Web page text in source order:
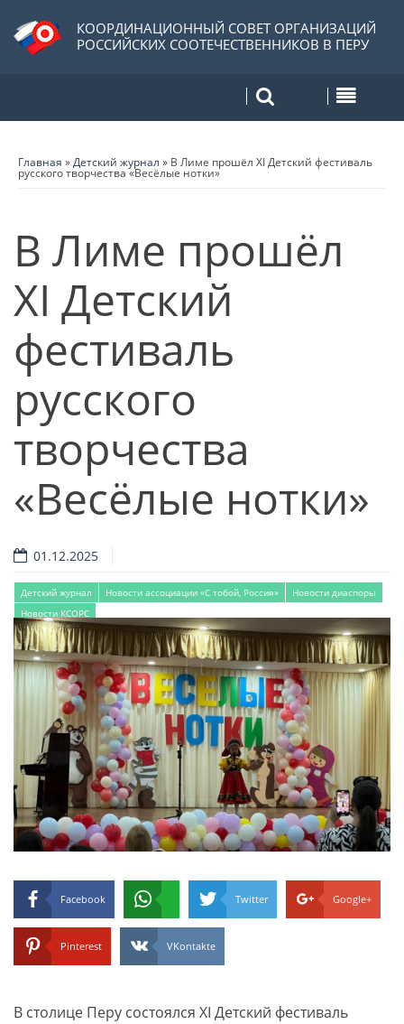
КООРДИНАЦИОННЫЙ СОВЕТ ОРГАНИЗАЦИЙ
РОССИЙСКИХ СООТЕЧЕСТВЕННИКОВ В ПЕРУ
Главная »Детский журнал » В Лиме прошёл XI Детский фестиваль
русского творчества «Весёлые нотки»
В Лиме прошёл
XI Детский
фестиваль
русского
творчества
«Весёлые нотки»
01.12.2025
Детский журнал Новости ассоциации «С тобой, Россия»
Новости диаспоры
Новости КСОРС
Facebook Twitter Google+
Pinterest VKontakte
В столице Перу состоялся XI Детский фестиваль